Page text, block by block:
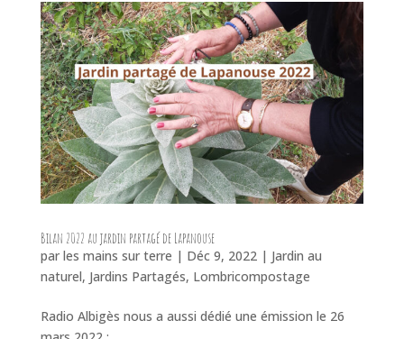
Bilan 2022 au jardin partagé de Lapanouse
par les mains sur terre | Déc 9, 2022| Jardin au
naturel, Jardins Partagés, Lombricompostage
Radio Albigès nous a aussi dédié une émission le 26